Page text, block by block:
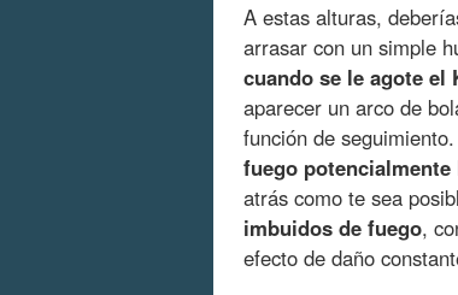
A estas alturas,
arrasar con un simple
cuando se le agote
aparecer un arco de
función de
fuego potencialmente
atrás como te sea
imbuidos de fuego,
efecto de daño